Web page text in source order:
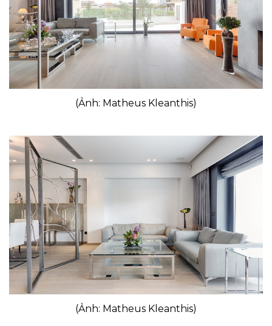
(Ảnh: Matheus Kleanthis)
(Ảnh: Matheus Kleanthis)